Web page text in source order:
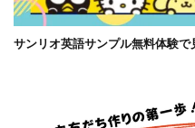
サンリオ英語サンプル無料体験